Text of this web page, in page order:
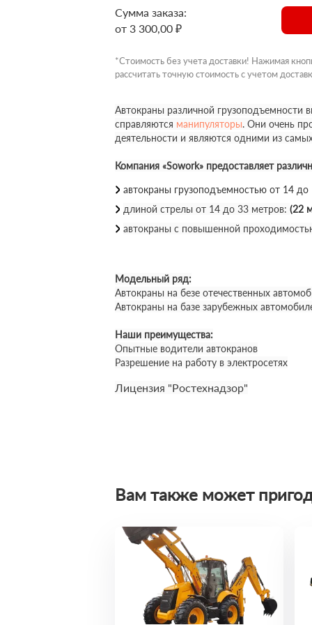
Сумма заказа:
от 3 300,00 ₽
*Стоимость без учета доставки! Нажимая
рассчитать точную стоимость с учетом
Автокраны различной грузоподъемности
справляются манипуляторы. Они очень
деятельности и являются одними из
Компания «Sowork» предоставляет
автокраны грузоподъемностью от 14
длиной стрелы от 14 до 33 метров: (22
автокраны с повышенной
Модельный ряд:
Автокраны на безе отечественных
Автокраны на базе зарубежных
Наши преимущества:
Опытные водители автокранов
Разрешение на работу в электросетях
Лицензия "Ростехнадзор"
Вам также может